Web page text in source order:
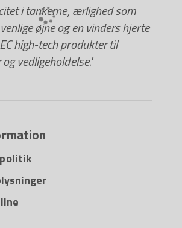
i tankerne, ærlighed som
øjne og en vinders hjerte
high-tech produkter til
vedligeholdelse."